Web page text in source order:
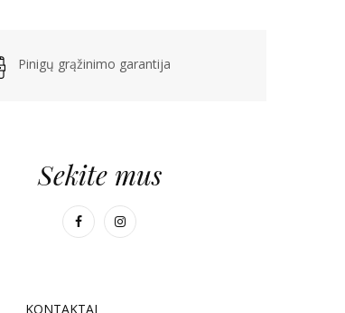
Pinigų grąžinimo garantija
Sekite mus
KONTAKTAI